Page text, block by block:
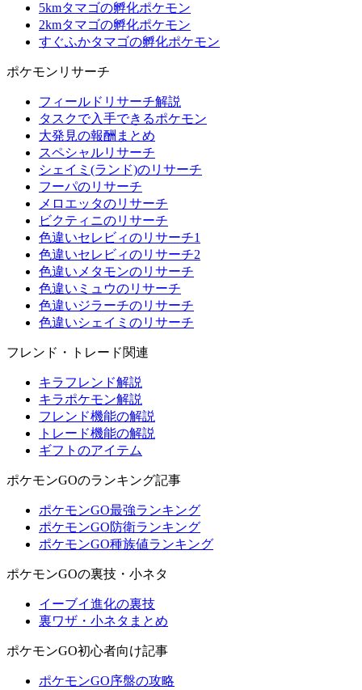
5kmタマゴの孵化ポケモン
2kmタマゴの孵化ポケモン
すぐふかタマゴの孵化ポケモン
ポケモンリサーチ
フィールドリサーチ解説
タスクで入手できるポケモン
大発見の報酬まとめ
スペシャルリサーチ
シェイミ(ランド)のリサーチ
フーパのリサーチ
メロエッタのリサーチ
ビクティニのリサーチ
色違いセレビィのリサーチ1
色違いセレビィのリサーチ2
色違いメタモンのリサーチ
色違いミュウのリサーチ
色違いジラーチのリサーチ
色違いシェイミのリサーチ
フレンド・トレード関連
キラフレンド解説
キラポケモン解説
フレンド機能の解説
トレード機能の解説
ギフトのアイテム
ポケモンGOのランキング記事
ポケモンGO最強ランキング
ポケモンGO防衛ランキング
ポケモンGO種族値ランキング
ポケモンGOの裏技・小ネタ
イーブイ進化の裏技
裏ワザ・小ネタまとめ
ポケモンGO初心者向け記事
ポケモンGO序盤の攻略